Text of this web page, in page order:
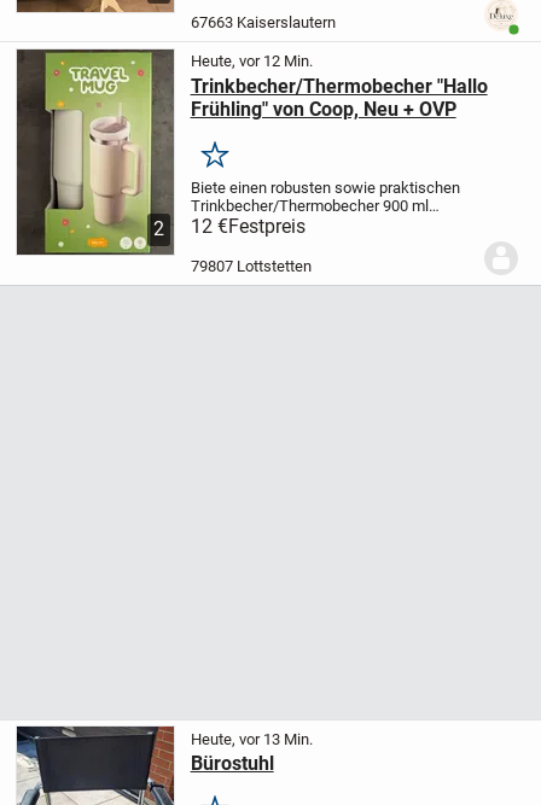
Größe: 36 / S💙 Farbe: Blau mit weißen...
67663 Kaiserslautern
2
Heute, vor 12 Min.
Trinkbecher/Thermobecher "Hallo
Frühling" von Coop, Neu + OVP
Merken
Biete einen robusten sowie praktischen
Trinkbecher/Thermobecher 900 ml
(Travel Mug) aus der Coop Sammelaktion
"Hallo Frühling". Mit einem grossen
Haltegriff, Deckel sowie Drinkhalm. Ideal
für...
12 €Festpreis
79807 Lottstetten
Heute, vor 13 Min.
Bürostuhl